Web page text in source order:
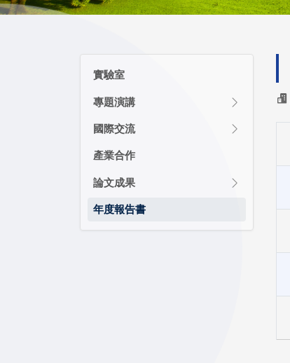
實驗室
專題演講
國際交流
產業合作
論文成果
年度報告書